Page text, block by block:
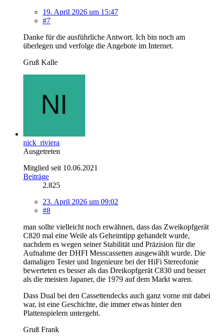
19. April 2026 um 15:47
#7
Danke für die ausführliche Antwort. Ich bin noch am
überlegen und verfolge die Angebote im Internet.
Gruß Kalle
nick_riviera
Ausgetreten
Mitglied seit 10.06.2021
Beiträge
2.825
23. April 2026 um 09:02
#8
man sollte vielleicht noch erwähnen, dass das Zweikopfgerät
C820 mal eine Weile als Geheimtipp gehandelt wurde,
nachdem es wegen seiner Stabilität und Präzision für die
Aufnahme der DHFI Messcassetten ausgewählt wurde. Die
damaligen Tester und Ingenieure bei der HiFi Stereofonie
bewerteten es besser als das Dreikopfgerät C830 und besser
als die meisten Japaner, die 1979 auf dem Markt waren.
Dass Dual bei den Cassettendecks auch ganz vorne mit dabei
war, ist eine Geschichte, die immer etwas hinter den
Plattenspielern untergeht.
Gruß Frank